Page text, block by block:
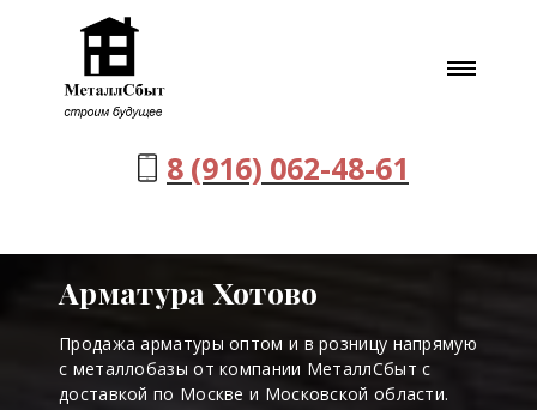
8 (916) 062-48-61
Арматура Хотово
Продажа арматуры оптом и в розницу напрямую
с металлобазы от компании МеталлСбыт с
доставкой по Москве и Московской области.